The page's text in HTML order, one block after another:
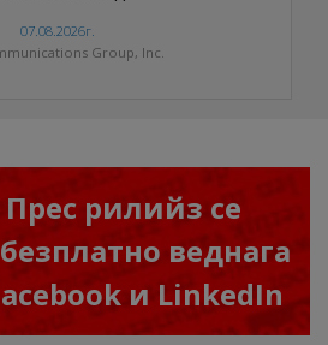
07.08.2026г.
Group, Inc.
рилийз се
веднага
и LinkedIn